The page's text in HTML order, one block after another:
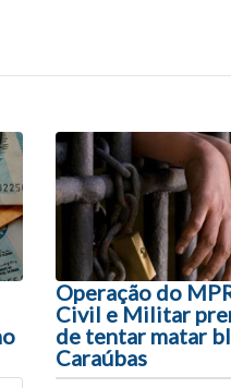
Operação do
Civil e Militar
de tentar matar
Caraúbas